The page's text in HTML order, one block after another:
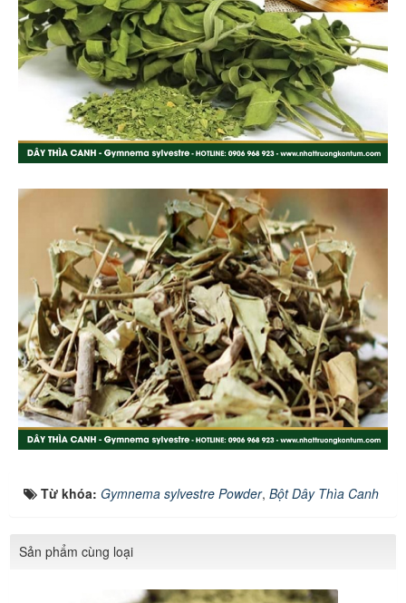
Từ khóa: Gymnema sylvestre Powder, Bột Dây Thìa Canh
Sản phẩm cùng loại